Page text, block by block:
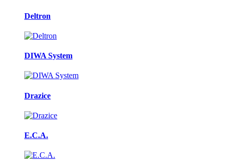
Deltron
DIWA System
Drazice
E.C.A.